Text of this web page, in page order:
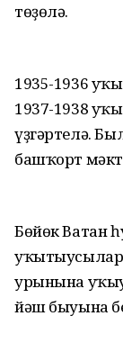
төҙөлә.
1935-1936
1937-1938
үҙгәртелә.
башҡорт
Бөйөк Ватан
урынына
йәш быуынға